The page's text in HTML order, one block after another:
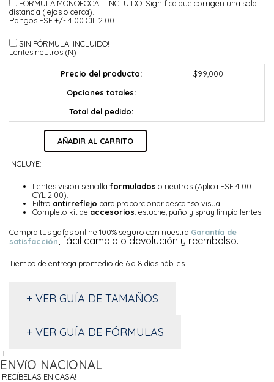
FÓRMULA MONOFOCAL ¡INCLUIDO! Significa que corrigen una sola
distancia (lejos o cerca).
Rangos ESF +/- 4.00 CIL 2.00
SIN FÓRMULA ¡INCLUIDO!
Lentes neutros (N)
Precio del producto: $99,000
Opciones totales:
Total del pedido:
AÑADIR AL CARRITO
INCLUYE:
Lentes visión sencillaformulados o neutros (Aplica ESF 4.00
CYL 2.00).
Filtro antirreflejo para proporcionar descanso visual.
Completo kit de accesorios: estuche, paño y spray limpia lentes.
Compra tus gafas online 100% seguro con nuestra Garantía de
satisfacción , fácil cambio o devolución y reembolso.
Tiempo de entrega promedio de 6 a 8 días hábiles.
+ VER GUÍA DE TAMAÑOS
+ VER GUÍA DE FÓRMULAS
ENVíO NACIONAL
¡RECÍBELAS EN CASA!